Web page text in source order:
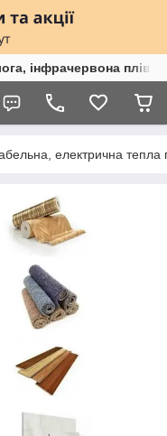
інфрачервона
електрична